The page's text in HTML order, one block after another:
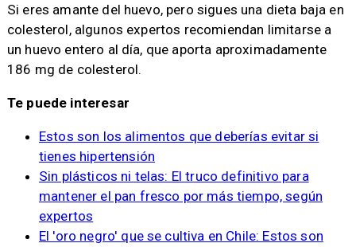
Si eres amante del huevo, pero sigues una dieta baja en
colesterol, algunos expertos recomiendan limitarse a
un huevo entero al día, que aporta aproximadamente
186 mg de colesterol.
Te puede interesar
Estos son los alimentos que deberías evitar si
tienes hipertensión
Sin plásticos ni telas: El truco definitivo para
mantener el pan fresco por más tiempo, según
expertos
El 'oro negro' que se cultiva en Chile: Estos son